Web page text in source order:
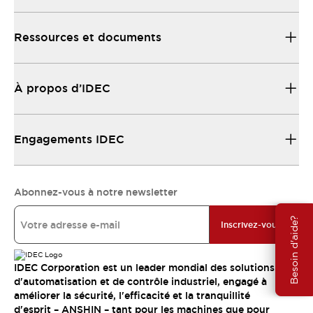
Besoin d'aide?
Ressources et documents
À propos d’IDEC
Engagements IDEC
Abonnez-vous à notre newsletter
Inscrivez-vous
IDEC Corporation est un leader mondial des solutions
d'automatisation et de contrôle industriel, engagé à
améliorer la sécurité, l'efficacité et la tranquillité
d'esprit – ANSHIN – tant pour les machines que pour